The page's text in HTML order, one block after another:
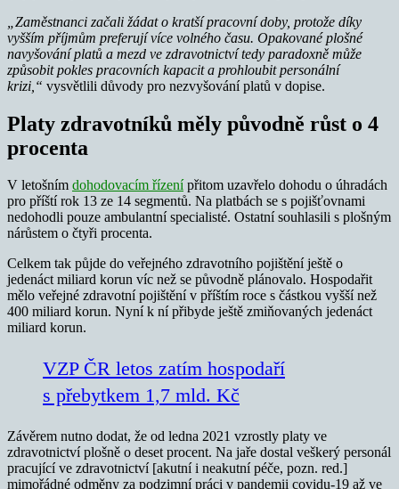
„Zaměstnanci začali žádat o kratší pracovní doby, protože díky
vyšším příjmům preferují více volného času. Opakované plošné
navyšování platů a mezd ve zdravotnictví tedy paradoxně může
způsobit pokles pracovních kapacit a prohloubit personální
krizi,“ vysvětlili důvody pro nezvyšování platů v dopise.
Platy zdravotníků měly původně růst o 4
procenta
V letošním dohodovacím řízenípřitom uzavřelo dohodu o úhradách
pro příští rok 13 ze 14 segmentů. Na platbách se s pojišťovnami
nedohodli pouze ambulantní specialisté. Ostatní souhlasili s plošným
nárůstem o čtyři procenta.
Celkem tak půjde do veřejného zdravotního pojištění ještě o
jedenáct miliard korun víc než se původně plánovalo. Hospodařit
mělo veřejné zdravotní pojištění v příštím roce s částkou vyšší než
400 miliard korun. Nyní k ní přibyde ještě zmiňovaných jedenáct
miliard korun.
VZP ČR letos zatím hospodaří
s přebytkem 1,7 mld. Kč
Závěrem nutno dodat, že od ledna 2021 vzrostly platy ve
zdravotnictví plošně o deset procent. Na jaře dostal veškerý personál
pracující ve zdravotnictví [akutní i neakutní péče, pozn. red.]
mimořádné odměny za podzimní práci v pandemii covidu-19 až ve